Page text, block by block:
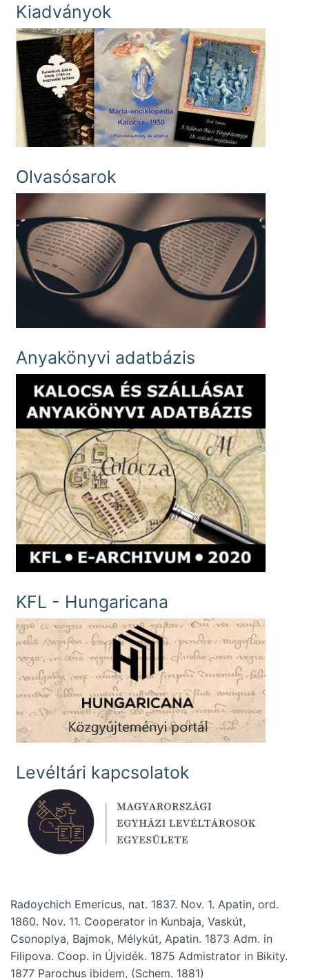
Kiadványok
Olvasósarok
Anyakönyvi adatbázis
KFL - Hungaricana
Levéltári kapcsolatok
Radoychich Emericus, nat. 1837. Nov. 1. Apatin, ord.
1860. Nov. 11. Cooperator in Kunbaja, Vaskút,
Csonoplya, Bajmok, Mélykút, Apatin. 1873 Adm. in
Filipova. Coop. in Újvidék. 1875 Admistrator in Bikity.
1877 Parochus ibidem, (Schem. 1881)